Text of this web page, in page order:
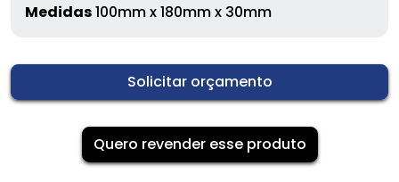
Medidas100mm x 180mm x 30mm
Solicitar orçamento
Quero revender esse produto